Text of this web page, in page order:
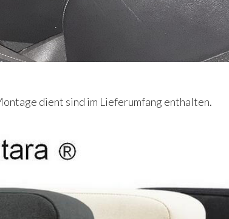
dient sind im Lieferumfang enthalten.